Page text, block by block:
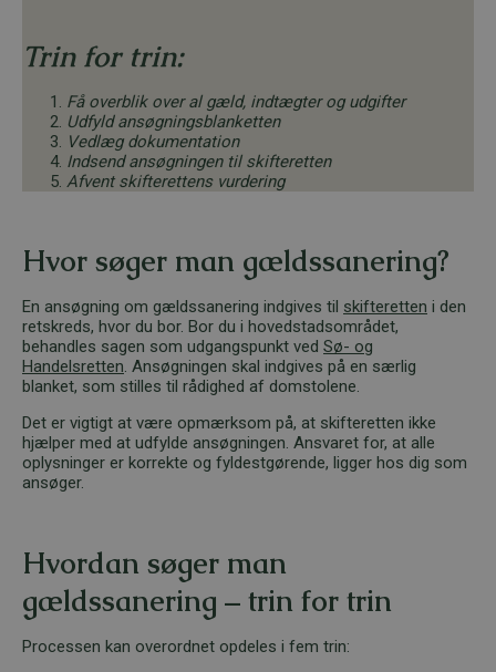
Trin for trin:
Få overblik over al gæld, indtægter og udgifter
Udfyld ansøgningsblanketten
Vedlæg dokumentation
Indsend ansøgningen til skifteretten
Afvent skifterettens vurdering
Hvor søger man gældssanering?
En ansøgning om gældssanering indgives til skifteretten i den
retskreds, hvor du bor. Bor du i hovedstadsområdet,
behandles sagen som udgangspunkt ved Sø- og
Handelsretten. Ansøgningen skal indgives på en særlig
blanket, som stilles til rådighed af domstolene.
Det er vigtigt at være opmærksom på, at skifteretten ikke
hjælper med at udfylde ansøgningen. Ansvaret for, at alle
oplysninger er korrekte og fyldestgørende, ligger hos dig som
ansøger.
Hvordan søger man
gældssanering – trin for trin
Processen kan overordnet opdeles i fem trin: